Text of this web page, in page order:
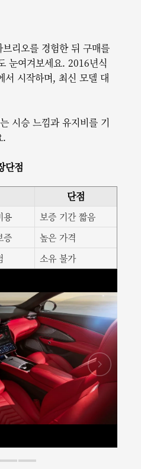
리오를 경험한 뒤 구매를
눈여겨보세요. 2016년식
서 시작하며, 최신 모델 대
시승 느낌과 유지비를 기
.
단점
단점
용
보증 기간 짧음
증
높은 가격
소유 불가